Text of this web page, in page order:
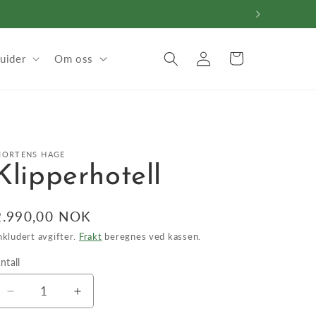
Om oss
Logg
inn
Handlekurv
HAGE
NOK
avgifter. Frakt beregnes ved kassen.
antallet
Øk
antallet